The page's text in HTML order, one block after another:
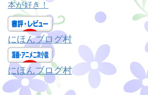
本が好き！
にほんブログ村
にほんブログ村